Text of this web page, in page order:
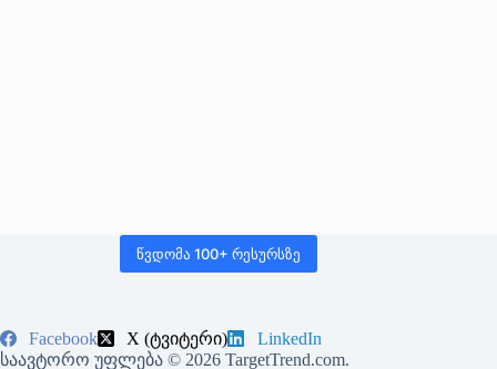
წვდომა 100+ რესურსზე
Facebook X (ტვიტერი)
LinkedIn
საავტორო უფლება © 2026 TargetTrend.com.